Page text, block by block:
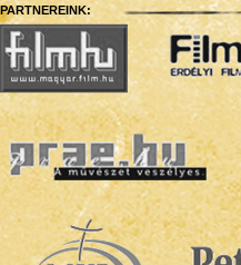
PARTNEREINK: